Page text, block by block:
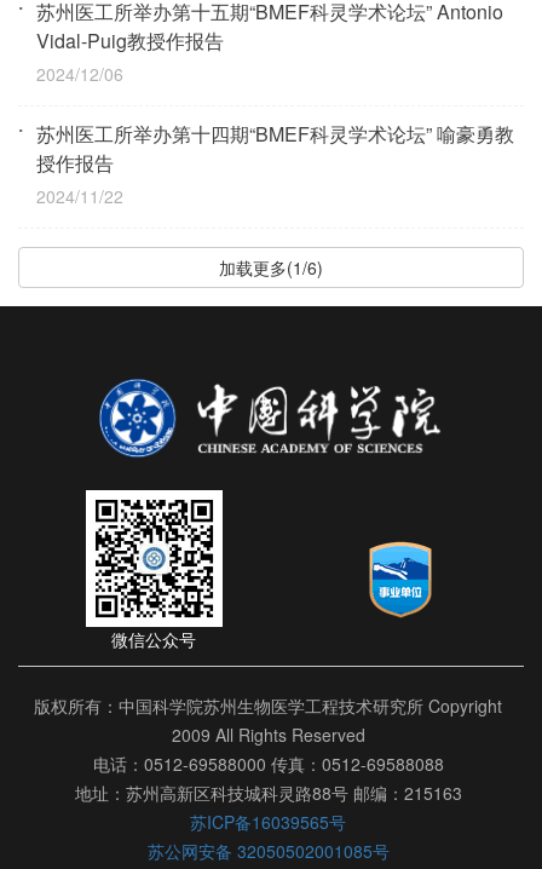
苏州医工所举办第十五期“BMEF科灵学术论坛” Antonio
Vidal-Puig教授作报告
2024/12/06
苏州医工所举办第十四期“BMEF科灵学术论坛” 喻豪勇教
授作报告
2024/11/22
加载更多(1/6)
微信公众号
版权所有：中国科学院苏州生物医学工程技术研究所 Copyright
2009 All Rights Reserved
电话：0512-69588000 传真：0512-69588088
地址：苏州高新区科技城科灵路88号 邮编：215163
苏ICP备16039565号
苏公网安备 32050502001085号